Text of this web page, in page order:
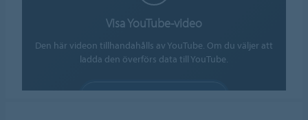
Visa YouTube-video
Den här videon tillhandahålls av YouTube. Om du väljer att
ladda den överförs data till YouTube.